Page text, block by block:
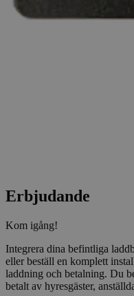
Erbjudande
Kom igång!
Integrera dina befintliga
eller beställ en komplett
laddning och betalning. Du
betalt av hyresgäster,